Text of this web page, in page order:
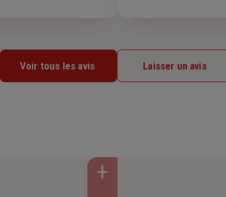
Voir tous les avis Laisser un avis